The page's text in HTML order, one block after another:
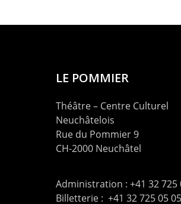
LE POMMIER
Théâtre – Centre Culturel
Neuchâtelois
Rue du Pommier 9
CH-2000 Neuchâtel
Administration : +41 32 725
Billetterie : +41 32 725 05 05